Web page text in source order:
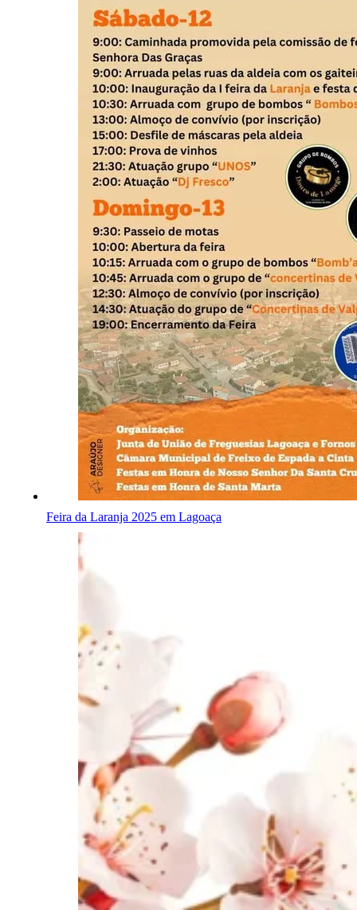
Feira da Laranja 2025 em Lagoaça